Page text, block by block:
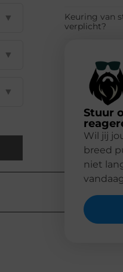
▼
▼
▼
Keuring van
verplicht?
Stuur
Wil jij
breed
niet